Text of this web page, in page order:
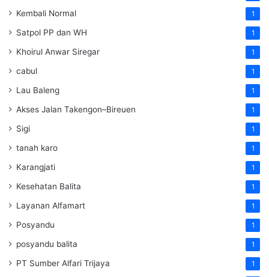
Kembali Normal 1
Satpol PP dan WH 1
Khoirul Anwar Siregar 1
cabul 1
Lau Baleng 1
Akses Jalan Takengon–Bireuen 1
Sigi 1
tanah karo 1
Karangjati 1
Kesehatan Balita 1
Layanan Alfamart 1
Posyandu 1
posyandu balita 1
PT Sumber Alfari Trijaya 1